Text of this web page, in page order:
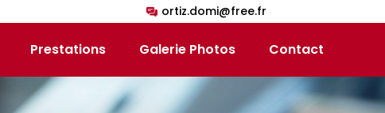
ortiz.domi@free.fr
Prestations Galerie Photos Contact